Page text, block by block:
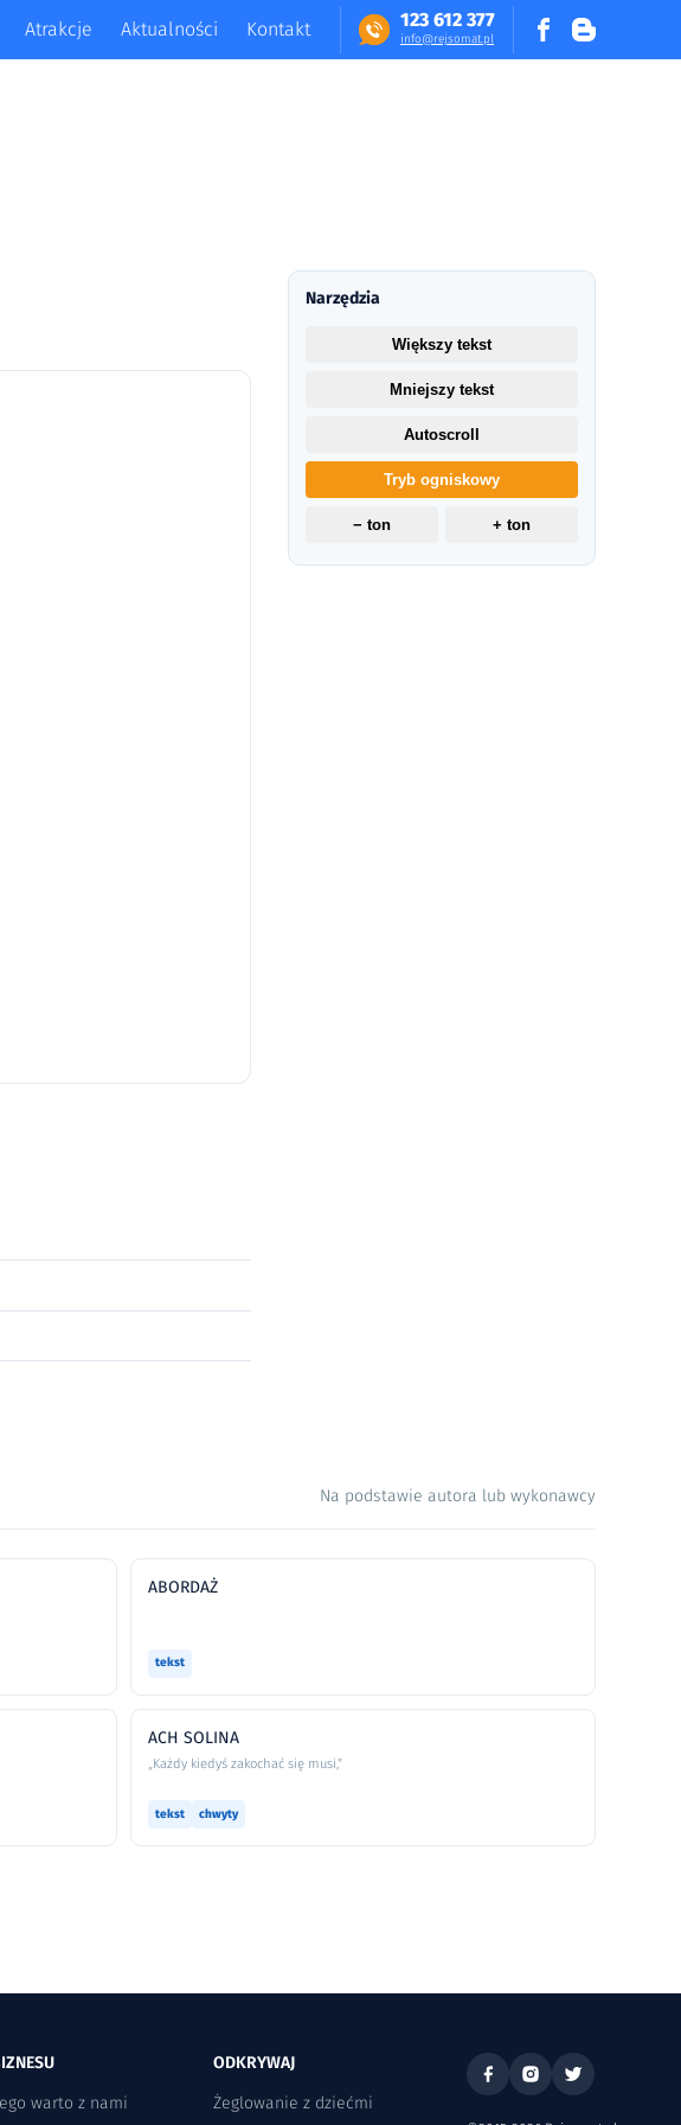
123 612 377
in​fo​@​​rej​somat​.​pl
Atrakcje Aktualności Kontakt
Narzędzia
Większy tekst
Mniejszy tekst
Autoscroll
Tryb ogniskowy
− ton + ton
Na podstawie autora lub wykonawcy
ABORDAŻ
tekst
ACH SOLINA
„Każdy kiedyś zakochać się musi,”
tekst chwyty
warto z nami
ODKRYWAJ
Żeglowanie z dziećmi